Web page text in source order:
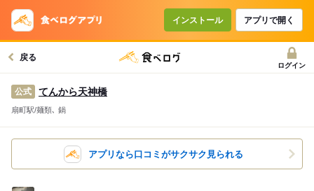
インストール アプリで開く
戻る
ログイン
公式 てんから天神橋
扇町駅/麺類､ 鍋
アプリなら口コミがサクサク見られる